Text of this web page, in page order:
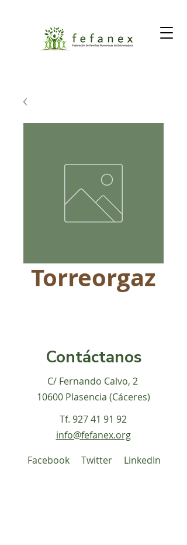
Torreorgaz
Contáctanos
C/ Fernando Calvo, 2
10600 Plasencia (Cáceres)
Tf. 927 41 91 92
info@fefanex.org
Facebook
Twitter LinkedIn